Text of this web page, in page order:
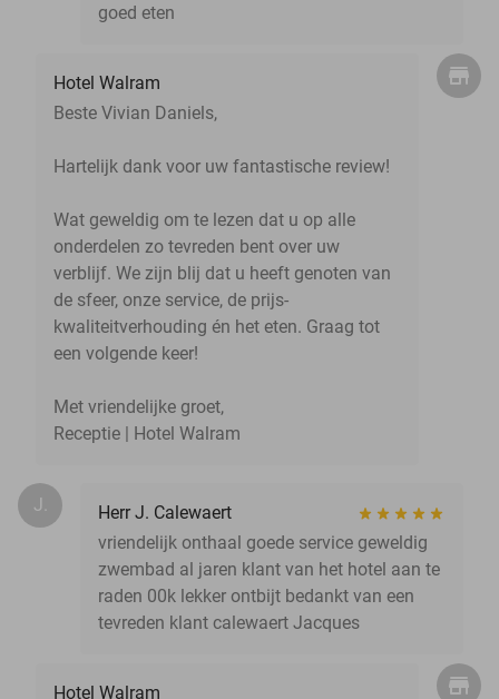
goed eten
Hotel Walram
Beste Vivian Daniels,
Hartelijk dank voor uw fantastische review!
Wat geweldig om te lezen dat u op alle
onderdelen zo tevreden bent over uw
verblijf. We zijn blij dat u heeft genoten van
de sfeer, onze service, de prijs-
kwaliteitverhouding én het eten. Graag tot
een volgende keer!
Met vriendelijke groet,
Receptie | Hotel Walram
J.
Herr J. Calewaert
vriendelijk onthaal goede service geweldig
zwembad al jaren klant van het hotel aan te
raden 00k lekker ontbijt bedankt van een
tevreden klant calewaert Jacques
Hotel Walram